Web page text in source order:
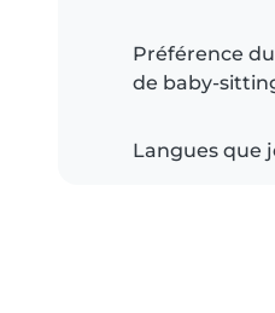
Préférence
de baby-
Langues que